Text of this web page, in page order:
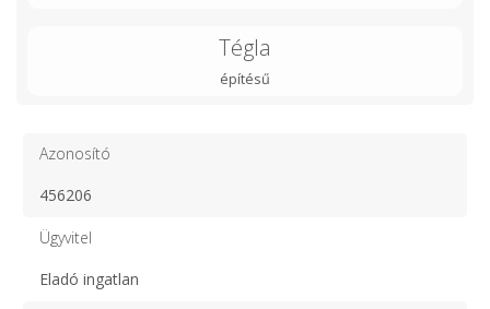
Tégla
építésű
Azonosító
456206
Ügyvitel
Eladó ingatlan